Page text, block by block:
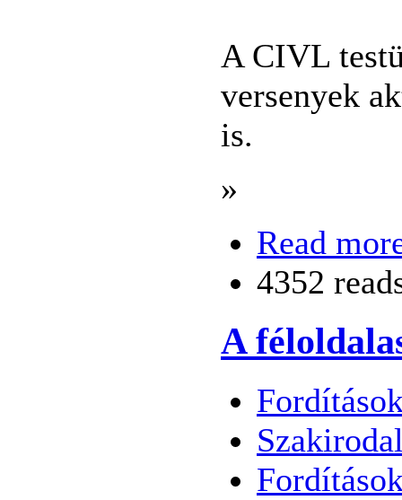
A CIVL
versenyek
is.
»
Read
4352
A